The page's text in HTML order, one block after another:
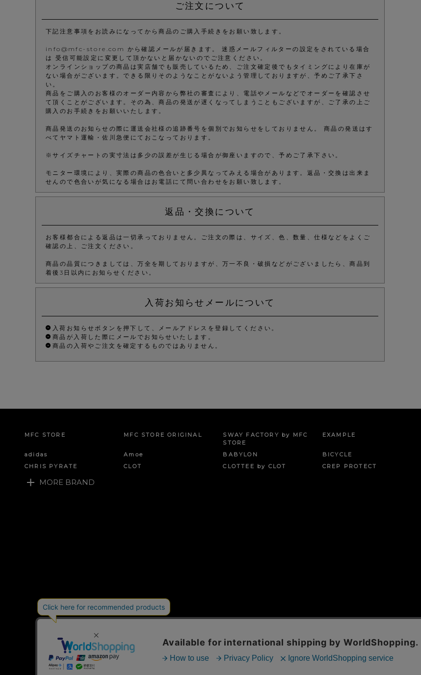
ご注文について
下記注意事項をお読みになってから商品のご購入手続きをお願い致します。
info@mfc-store.com から確認メールが届きます。 迷惑メールフィルターの設定をされている場合
は 受信可能設定に変更して頂かないと届かないのでご注意ください。
オンラインショップの商品は実店舗でも販売しているため、ご注文確定後でもタイミングにより在庫が
ない場合がございます。できる限りそのようなことがないよう管理しておりますが、予めご了承下さ
い。
商品をご購入のお客様のオーダー内容から弊社の審査により、電話やメールなどでオーダーを確認させ
て頂くことがございます。その為、商品の発送が遅くなってしまうこともございますが、ご了承の上ご
購入のお手続きをお願いいたします。
商品発送のお知らせの際に運送会社様の追跡番号を個別でお知らせをしておりません。 商品の発送はす
べてヤマト運輸・佐川急便にておこなっております。
※サイズチャートの実寸法は多少の誤差が生じる場合が御座いますので、予めご了承下さい。
モニター環境により、実際の商品の色合いと多少異なってみえる場合があります。返品・交換は出来ま
せんので色合いが気になる場合はお電話にて問い合わせをお願い致します。
返品・交換について
お客様都合による返品は一切承っておりません。ご注文の際は、サイズ、色、数量、仕様などをよくご
確認の上、ご注文ください。
商品の品質につきましては、万全を期しておりますが、万一不良・破損などがございましたら、商品到
着後3日以内にお知らせください。
入荷お知らせメールについて
入荷お知らせボタンを押下して、メールアドレスを登録してください。
商品が入荷した際にメールでお知らせいたします。
商品の入荷やご注文を確定するものではありません。
MFC STORE MFC STORE ORIGINAL
SWAY FACTORY by MFC
STORE
EXAMPLE
adidas Amoe BABYLON BICYCLE
CHRIS PYRATE
CLOT CLOTTEE by CLOT CREP PROTECT
MORE BRAND
ご利用ガイド